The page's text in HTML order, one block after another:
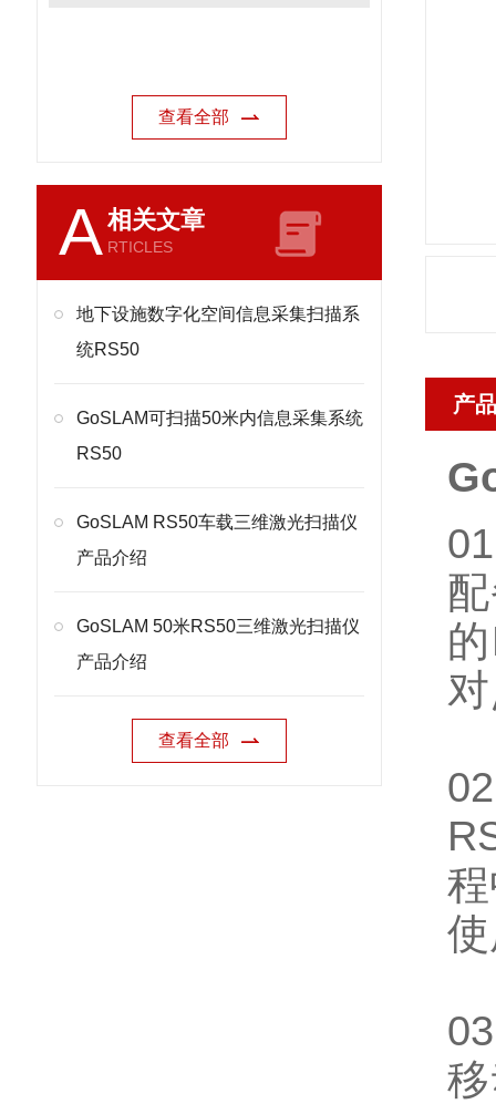
查看全部
A相关文章
RTICLES
地下设施数字化空间信息采集扫描系
统RS50
GoSLAM可扫描50米内信息采集系统
RS50
GoSLAM RS50车载三维激光扫描仪
产品介绍
GoSLAM 50米RS50三维激光扫描仪
产品介绍
查看全部
产